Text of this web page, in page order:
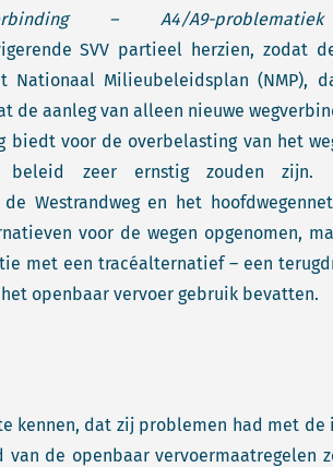
– A4/A9-
SVV partieel herzien, zodat
Nationaal Milieubeleidsplan (NMP),
de aanleg van alleen nieuwe
biedt voor de overbelasting van het
zeer ernstig zouden zijn.
Westrandweg en het
voor de wegen opgenomen,
met een tracéalternatief – een
openbaar vervoer gebruik bevatten.
kennen, dat zij problemen had met de
van de openbaar vervoermaatregelen